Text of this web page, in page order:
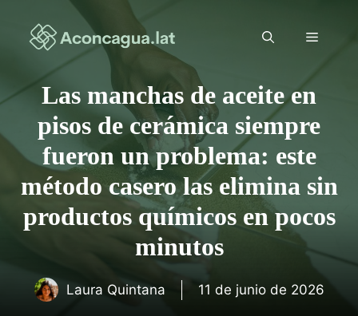
contenido
Menú
Las manchas de aceite en
pisos de cerámica siempre
fueron un problema: este
método casero las elimina sin
productos químicos en pocos
minutos
Laura Quintana 11 de junio de 2026